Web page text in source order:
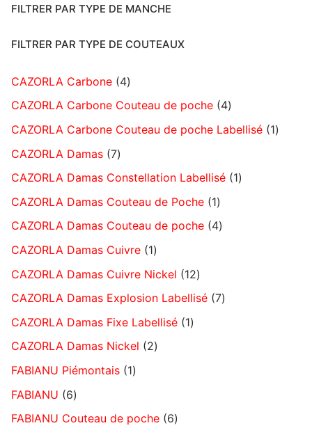
FILTRER PAR TYPE DE MANCHE
FILTRER PAR TYPE DE COUTEAUX
CAZORLA Carbone 4
CAZORLA Carbone Couteau de poche 4
CAZORLA Carbone Couteau de poche Labellisé 1
CAZORLA Damas 7
CAZORLA Damas Constellation Labellisé 1
CAZORLA Damas Couteau de Poche 1
CAZORLA Damas Couteau de poche 4
CAZORLA Damas Cuivre 1
CAZORLA Damas Cuivre Nickel
12
CAZORLA Damas Explosion Labellisé 7
CAZORLA Damas Fixe Labellisé 1
CAZORLA Damas Nickel
2
FABIANU Piémontais 1
FABIANU
6
FABIANU Couteau de poche 6